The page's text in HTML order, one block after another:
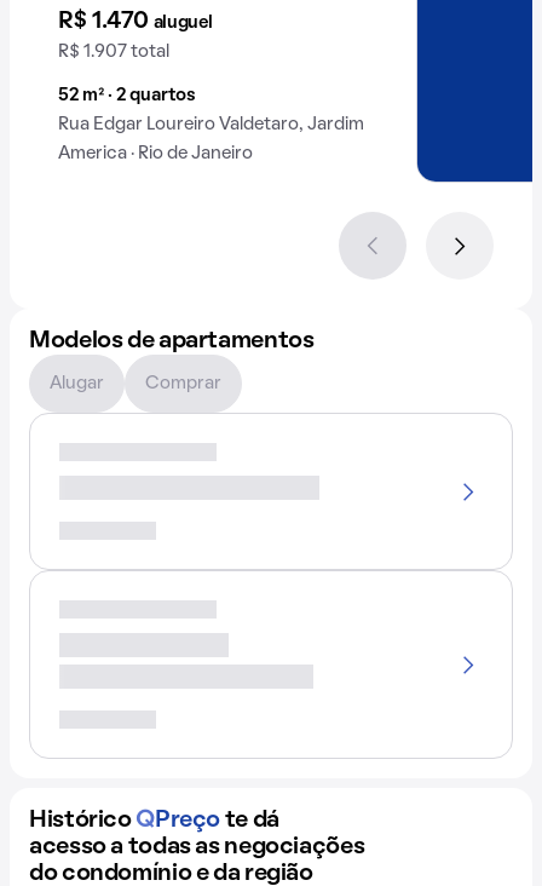
R$ 1.470 aluguel
R$ 1.907 total
52 m² · 2 quartos
Rua Edgar Loureiro Valdetaro, Jardim
America · Rio de Janeiro
Modelos de apartamentos
Alugar Comprar
Histórico QPreço te dá
acesso a todas as negociações
do condomínio e da região